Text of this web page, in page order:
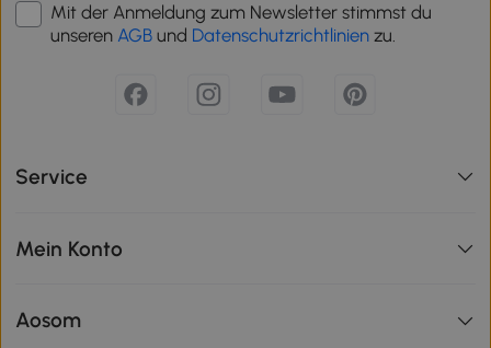
Mit der Anmeldung zum Newsletter stimmst du
unseren AGB und Datenschutzrichtlinien zu.
Service
Mein Konto
Aosom